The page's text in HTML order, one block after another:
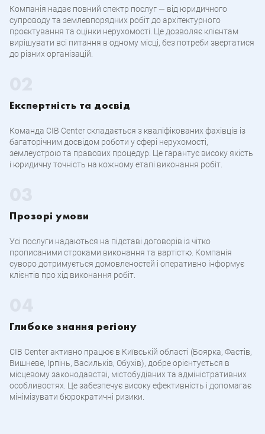
Компанія надає повний спектр послуг — від юридичного
супроводу та землевпорядних робіт до архітектурного
проєктування та оцінки нерухомості. Це дозволяє клієнтам
вирішувати всі питання в одному місці, без потреби звертатися
до різних організацій.
Експертність та досвід
Команда CIB Center складається з кваліфікованих фахівців із
багаторічним досвідом роботи у сфері нерухомості,
землеустрою та правових процедур. Це гарантує високу якість
і юридичну точність на кожному етапі виконання робіт.
Прозорі умови
Усі послуги надаються на підставі договорів із чітко
прописаними строками виконання та вартістю. Компанія
суворо дотримується домовленостей і оперативно інформує
клієнтів про хід виконання робіт.
Глибоке знання регіону
CIB Center активно працює в Київській області (Боярка, Фастів,
Вишневе, Ірпінь, Васильків, Обухів), добре орієнтується в
місцевому законодавстві, містобудівних та адміністративних
особливостях. Це забезпечує високу ефективність і допомагає
мінімізувати бюрократичні ризики.